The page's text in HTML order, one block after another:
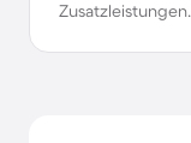
Zusatzleistungen.